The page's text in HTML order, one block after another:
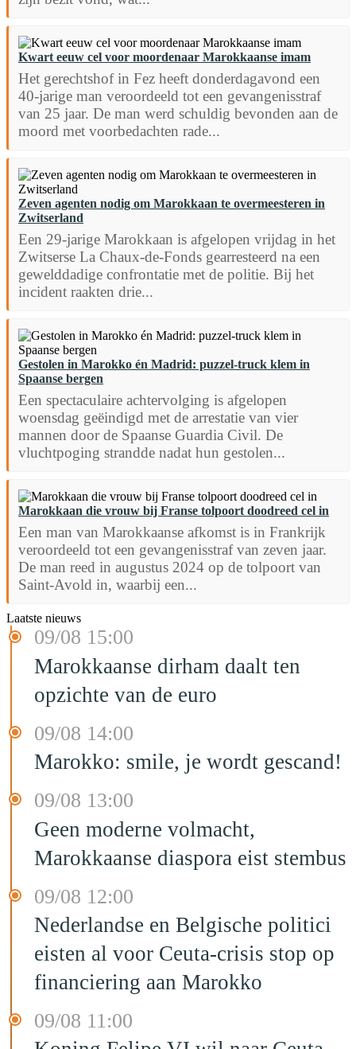
Kwart eeuw cel voor moordenaar Marokkaanse imam
Het gerechtshof in Fez heeft donderdagavond een
40-jarige man veroordeeld tot een gevangenisstraf
van 25 jaar. De man werd schuldig bevonden aan de
moord met voorbedachten rade...
Zeven agenten nodig om Marokkaan te overmeesteren in
Zwitserland
Een 29-jarige Marokkaan is afgelopen vrijdag in het
Zwitserse La Chaux-de-Fonds gearresteerd na een
gewelddadige confrontatie met de politie. Bij het
incident raakten drie...
Gestolen in Marokko én Madrid: puzzel-truck klem in
Spaanse bergen
Een spectaculaire achtervolging is afgelopen
woensdag geëindigd met de arrestatie van vier
mannen door de Spaanse Guardia Civil. De
vluchtpoging strandde nadat hun gestolen...
Marokkaan die vrouw bij Franse tolpoort doodreed cel in
Een man van Marokkaanse afkomst is in Frankrijk
veroordeeld tot een gevangenisstraf van zeven jaar.
De man reed in augustus 2024 op de tolpoort van
Saint-Avold in, waarbij een...
Laatste nieuws
09/08 15:00
Marokkaanse dirham daalt ten
opzichte van de euro
09/08 14:00
Marokko: smile, je wordt gescand!
09/08 13:00
Geen moderne volmacht,
Marokkaanse diaspora eist stembus
09/08 12:00
Nederlandse en Belgische politici
eisten al voor Ceuta-crisis stop op
financiering aan Marokko
09/08 11:00